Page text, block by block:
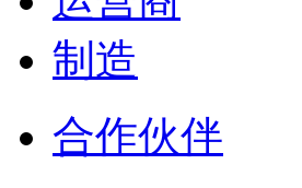
制造
合作伙伴